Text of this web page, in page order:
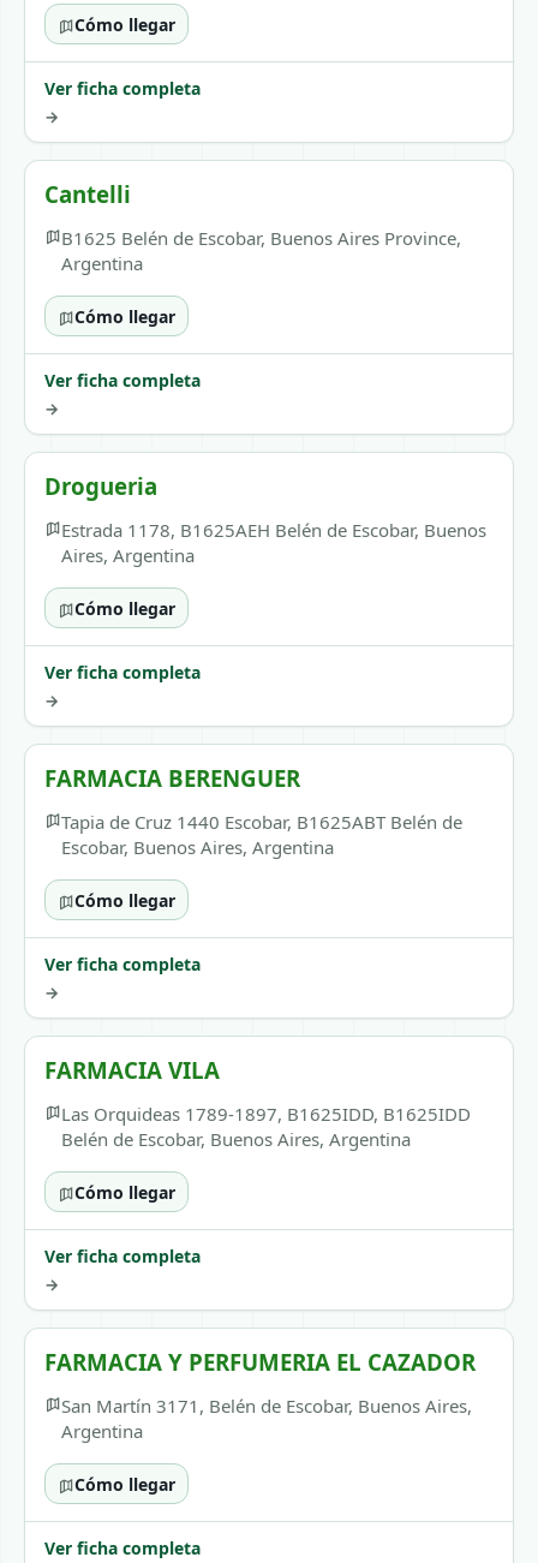
Cómo llegar
Ver ficha completa
→
Cantelli
B1625 Belén de Escobar, Buenos Aires Province,
Argentina
Cómo llegar
Ver ficha completa
→
Drogueria
Estrada 1178, B1625AEH Belén de Escobar, Buenos
Aires, Argentina
Cómo llegar
Ver ficha completa
→
FARMACIA BERENGUER
Tapia de Cruz 1440 Escobar, B1625ABT Belén de
Escobar, Buenos Aires, Argentina
Cómo llegar
Ver ficha completa
→
FARMACIA VILA
Las Orquideas 1789-1897, B1625IDD, B1625IDD
Belén de Escobar, Buenos Aires, Argentina
Cómo llegar
Ver ficha completa
→
FARMACIA Y PERFUMERIA EL CAZADOR
San Martín 3171, Belén de Escobar, Buenos Aires,
Argentina
Cómo llegar
Ver ficha completa